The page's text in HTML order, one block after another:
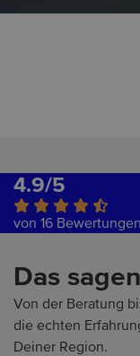
4.9/5
von 16 Bewertungen
Das
Von der Beratung
die echten
Deiner Region.